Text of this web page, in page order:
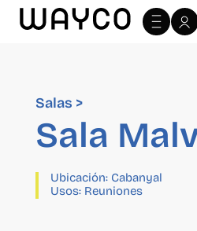
Salas >
Sala
Ubicación: Cabanyal
Usos: Reuniones